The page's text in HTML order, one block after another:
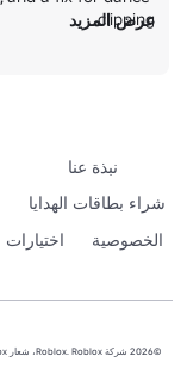
and share future
Summer Part 2! ☀️
عرض المزيد
نبذة عنا
شراء بطاقات الهدايا
الخصوصية